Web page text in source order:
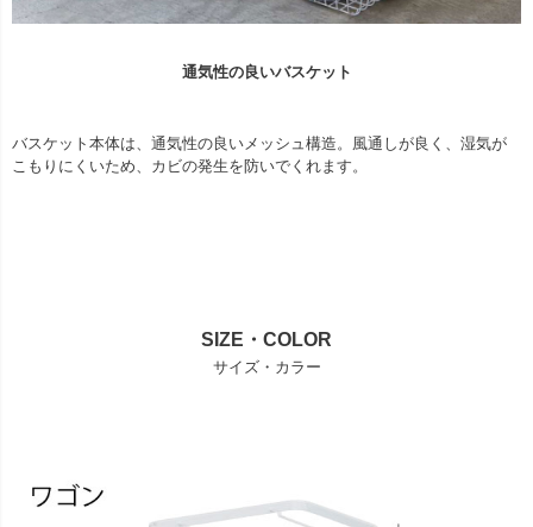
通気性の良いバスケット
バスケット本体は、通気性の良いメッシュ構造。風通しが良く、湿気が
こもりにくいため、カビの発生を防いでくれます。
SIZE・COLOR
サイズ・カラー